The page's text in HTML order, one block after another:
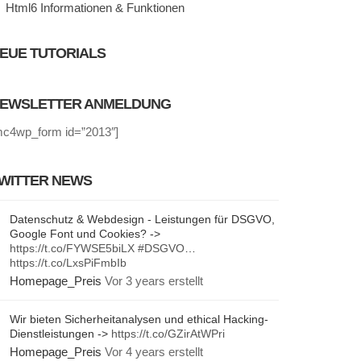
Html6 Informationen & Funktionen
TUTORIALS
ANMELDUNG
id=”2013″]
NEWS
Datenschutz & Webdesign - Leistungen für DSGVO,
Google Font und Cookies? ->
https://t.co/FYWSE5biLX #DSGVO…
https://t.co/LxsPiFmbIb
Homepage_Preis Vor 3 years erstellt
Wir bieten Sicherheitanalysen und ethical Hacking-
Dienstleistungen -> https://t.co/GZirAtWPri
Homepage_Preis Vor 4 years erstellt